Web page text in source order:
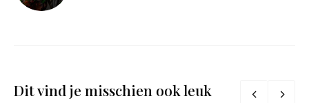
Dit vind je misschien ook leuk